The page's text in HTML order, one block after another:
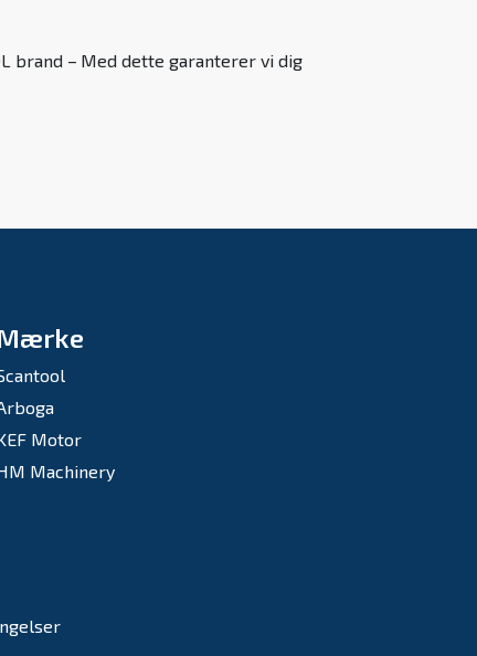
brand – Med dette garanterer vi dig
Motor
Machinery